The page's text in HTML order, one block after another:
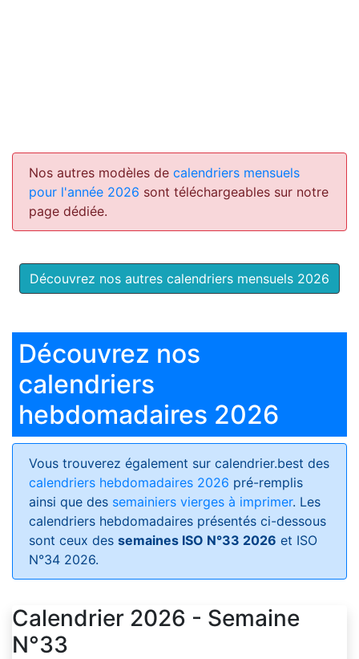
Nos autres modèles de calendriers mensuels
pour l'année 2026 sont téléchargeables sur notre
page dédiée.
Découvrez nos autres calendriers mensuels 2026
Découvrez nos
calendriers
hebdomadaires 2026
Vous trouverez également sur calendrier.best des
calendriers hebdomadaires 2026 pré-remplis
ainsi que des semainiers vierges à imprimer. Les
calendriers hebdomadaires présentés ci-dessous
sont ceux des semaines ISO N°33 2026 et ISO
N°34 2026.
Calendrier 2026 - Semaine
N°33